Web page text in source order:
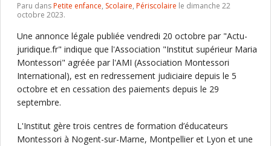
Paru dansPetite enfance, Scolaire, Périscolaire le dimanche 22
octobre 2023.
Une annonce légale publiée vendredi 20 octobre par "Actu-
juridique.fr" indique que l'Association "Institut supérieur Maria
Montessori" agréée par l'AMI (Association Montessori
International), est en redressement judiciaire depuis le 5
octobre et en cessation des paiements depuis le 29
septembre.
L'Institut gère trois centres de formation d’éducateurs
Montessori à Nogent-sur-Marne, Montpellier et Lyon et une